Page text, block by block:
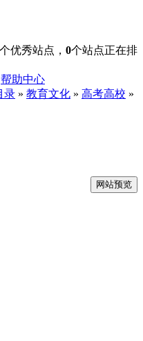
个优秀站点， 0个站点正在排
帮助中心
录 » 教育文化 » 高考高校 »
网站预览